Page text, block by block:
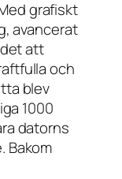
grafiskt
avancerat
att
och
blev
1000
datorns
Bakom